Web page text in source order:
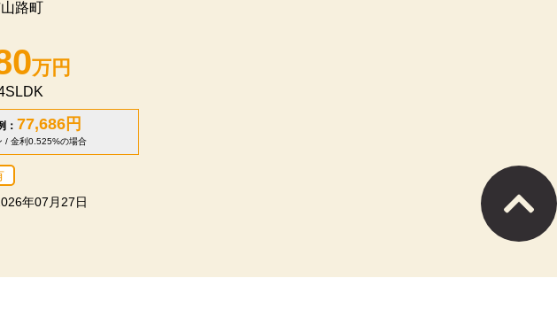
路町
万円
： 77,686 円
/ 金利0.525%の場合
年07月27日